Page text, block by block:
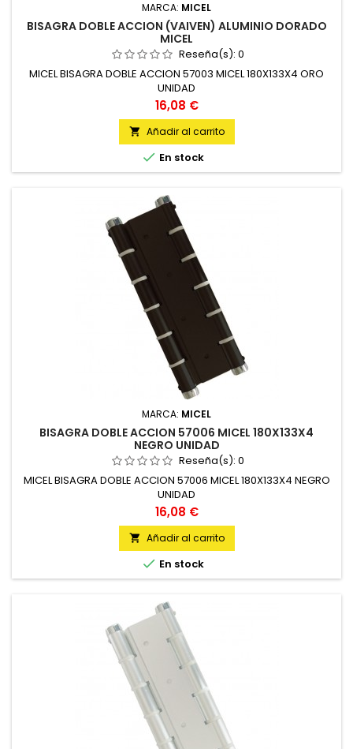
MARCA: MICEL
BISAGRA DOBLE ACCION (VAIVEN) ALUMINIO DORADO
MICEL
Reseña(s): 0
MICEL BISAGRA DOBLE ACCION 57003 MICEL 180X133X4 ORO
UNIDAD
Precio
16,08 €
 Añadir al carrito
 En stock
MARCA: MICEL
BISAGRA DOBLE ACCION 57006 MICEL 180X133X4
NEGRO UNIDAD
Reseña(s): 0
MICEL BISAGRA DOBLE ACCION 57006 MICEL 180X133X4 NEGRO
UNIDAD
Precio
16,08 €
 Añadir al carrito
 En stock